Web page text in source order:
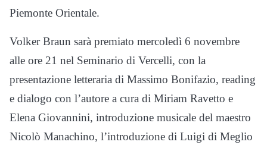
Piemonte Orientale.
Volker Braun sarà premiato mercoledì 6 novembre
alle ore 21 nel Seminario di Vercelli, con la
presentazione letteraria di Massimo Bonifazio, reading
e dialogo con l’autore a cura di Miriam Ravetto e
Elena Giovannini, introduzione musicale del maestro
Nicolò Manachino, l’introduzione di Luigi di Meglio